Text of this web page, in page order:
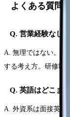
よくある質問
Q. 営業経験なし
A. 無理ではない。看
する考え方。研修制
Q. 英語はどこまで
A. 外資系は面接英語